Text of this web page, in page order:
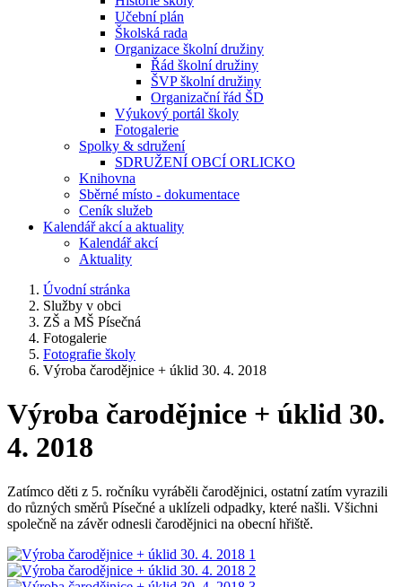
Učební plán
Školská rada
Organizace školní družiny
Řád školní družiny
ŠVP školní družiny
Organizační řád ŠD
Výukový portál školy
Fotogalerie
Spolky & sdružení
SDRUŽENÍ OBCÍ ORLICKO
Knihovna
Sběrné místo - dokumentace
Ceník služeb
Kalendář akcí a aktuality
Kalendář akcí
Aktuality
Úvodní stránka
Služby v obci
ZŠ a MŠ Písečná
Fotogalerie
Fotografie školy
Výroba čarodějnice + úklid 30. 4. 2018
Výroba čarodějnice + úklid 30.
4. 2018
Zatímco děti z 5. ročníku vyráběli čarodějnici, ostatní zatím vyrazili
do různých směrů Písečné a uklízeli odpadky, které našli. Všichni
společně na závěr odnesli čarodějnici na obecní hřiště.